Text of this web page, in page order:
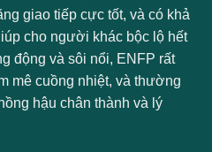
giao tiếp cực tốt, và có khả
cho người khác bộc lộ hết
động và sôi nổi, ENFP rất
mê cuồng nhiệt, và thường
hậu chân thành và lý